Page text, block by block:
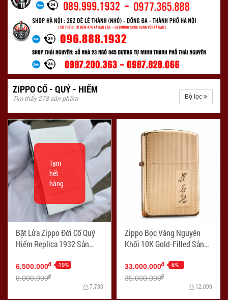
ZIPPO CỔ - QUÝ - HIẾM
Tìm thấy 278 sản phẩm Bộ lọc
Bật Lửa Zippo Đời Cổ Quý
Hiếm Replica 1932 Sản
Xuất Năm 1998 Huy Hiệu
Vương Quốc Anh - Mã SP:
ZPC3288
Tạm
hết
hàng
6.500.000đ -19%
8.000.000đ
7.730
Zippo Bọc Vàng Nguyên
Khối 10K Gold-Filled Sản
Xuất Năm 1960s - Mã SP:
ZPC3794
33.000.000đ -6%
35.000.000đ
12.099